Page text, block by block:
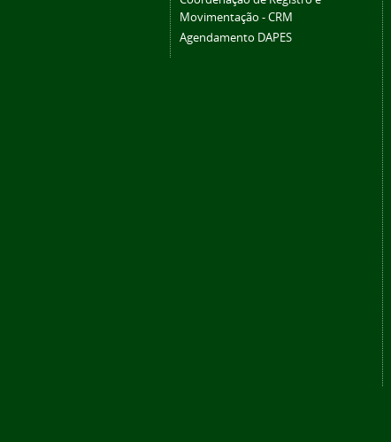
Movimentação - CRM
Agendamento DAPES